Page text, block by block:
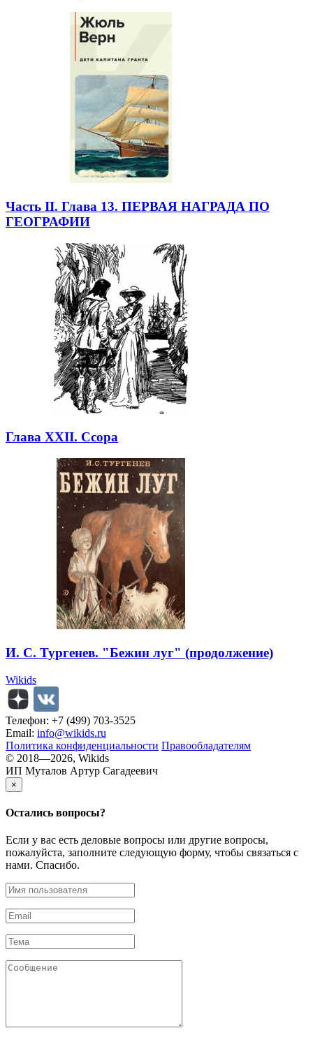
Часть II. Глава 13. ПЕРВАЯ НАГРАДА ПО
ГЕОГРАФИИ
Глава XXII. Ссора
И. С. Тургенев. "Бежин луг" (продолжение)
Wikids
Телефон: +7 (499) 703-3525
Email: info@wikids.ru
Политика конфиденциальности Правообладателям
© 2018—2026, Wikids
ИП Муталов Артур Сагадеевич
×
Остались вопросы?
Если у вас есть деловые вопросы или другие вопросы,
пожалуйста, заполните следующую форму, чтобы связаться с
нами. Спасибо.